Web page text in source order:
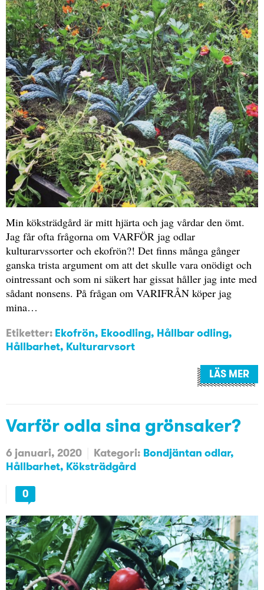
Min köksträdgård är mitt hjärta och jag vårdar den ömt.
Jag får ofta frågorna om VARFÖR jag odlar
kulturarvssorter och ekofrön?! Det finns många gånger
ganska trista argument om att det skulle vara onödigt och
ointressant och som ni säkert har gissat håller jag inte med
sådant nonsens. På frågan om VARIFRÅN köper jag
mina…
Etiketter: Ekofrön, Ekoodling, Hållbar odling,
Hållbarhet, Kulturarvsort
LÄS MER
Varför odla sina grönsaker?
6 januari, 2020 Kategori: Bondjäntan odlar
Hållbarhet Köksträdgård
0